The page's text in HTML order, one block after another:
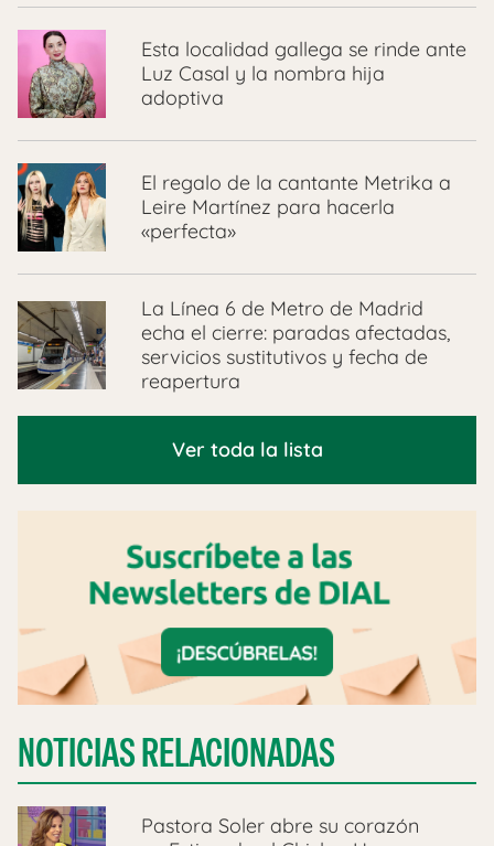
Esta localidad gallega se rinde ante
Luz Casal y la nombra hija
adoptiva
El regalo de la cantante Metrika a
Leire Martínez para hacerla
«perfecta»
La Línea 6 de Metro de Madrid
echa el cierre: paradas afectadas,
servicios sustitutivos y fecha de
reapertura
Ver toda la lista
NOTICIAS RELACIONADAS
Pastora Soler abre su corazón